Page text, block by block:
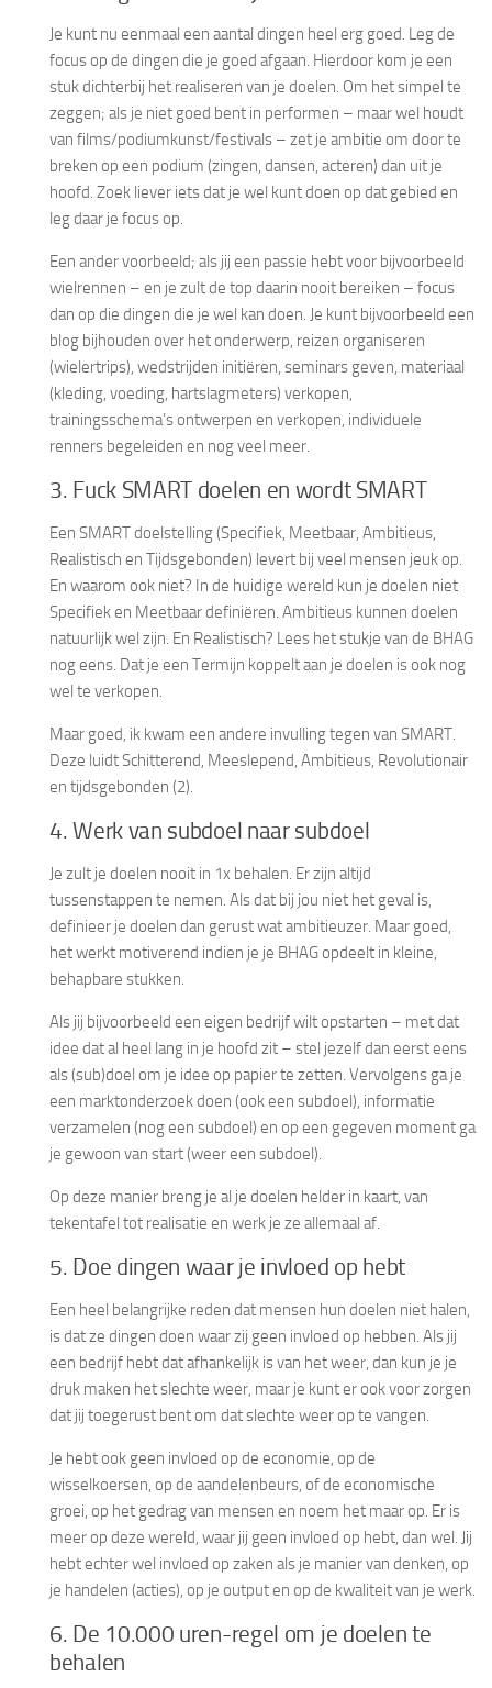
Je kunt nu eenmaal een aantal dingen heel erg goed. Leg de
focus op de dingen die je goed afgaan. Hierdoor kom je een
stuk dichterbij het realiseren van je doelen. Om het simpel te
zeggen; als je niet goed bent in performen – maar wel houdt
van films/podiumkunst/festivals – zet je ambitie om door te
breken op een podium (zingen, dansen, acteren) dan uit je
hoofd. Zoek liever iets dat je wel kunt doen op dat gebied en
leg daar je focus op.
Een ander voorbeeld; als jij een passie hebt voor bijvoorbeeld
wielrennen – en je zult de top daarin nooit bereiken – focus
dan op die dingen die je wel kan doen. Je kunt bijvoorbeeld een
blog bijhouden over het onderwerp, reizen organiseren
(wielertrips), wedstrijden initiëren, seminars geven, materiaal
(kleding, voeding, hartslagmeters) verkopen,
trainingsschema’s ontwerpen en verkopen, individuele
renners begeleiden en nog veel meer.
3. Fuck SMART doelen en wordt SMART
Een SMART doelstelling (Specifiek, Meetbaar, Ambitieus,
Realistisch en Tijdsgebonden) levert bij veel mensen jeuk op.
En waarom ook niet? In de huidige wereld kun je doelen niet
Specifiek en Meetbaar definiëren. Ambitieus kunnen doelen
natuurlijk wel zijn. En Realistisch? Lees het stukje van de BHAG
nog eens. Dat je een Termijn koppelt aan je doelen is ook nog
wel te verkopen.
Maar goed, ik kwam een andere invulling tegen van SMART.
Deze luidt Schitterend, Meeslepend, Ambitieus, Revolutionair
en tijdsgebonden (2).
4. Werk van subdoel naar subdoel
Je zult je doelen nooit in 1x behalen. Er zijn altijd
tussenstappen te nemen. Als dat bij jou niet het geval is,
definieer je doelen dan gerust wat ambitieuzer. Maar goed,
het werkt motiverend indien je je BHAG opdeelt in kleine,
behapbare stukken.
Als jij bijvoorbeeld een eigen bedrijf wilt opstarten – met dat
idee dat al heel lang in je hoofd zit – stel jezelf dan eerst eens
als (sub)doel om je idee op papier te zetten. Vervolgens ga je
een marktonderzoek doen (ook een subdoel), informatie
verzamelen (nog een subdoel) en op een gegeven moment ga
je gewoon van start (weer een subdoel).
Op deze manier breng je al je doelen helder in kaart, van
tekentafel tot realisatie en werk je ze allemaal af.
5. Doe dingen waar je invloed op hebt
Een heel belangrijke reden dat mensen hun doelen niet halen,
is dat ze dingen doen waar zij geen invloed op hebben. Als jij
een bedrijf hebt dat afhankelijk is van het weer, dan kun je je
druk maken het slechte weer, maar je kunt er ook voor zorgen
dat jij toegerust bent om dat slechte weer op te vangen.
Je hebt ook geen invloed op de economie, op de
wisselkoersen, op de aandelenbeurs, of de economische
groei, op het gedrag van mensen en noem het maar op. Er is
meer op deze wereld, waar jij geen invloed op hebt, dan wel. Jij
hebt echter wel invloed op zaken als je manier van denken, op
je handelen (acties), op je output en op de kwaliteit van je werk.
6. De 10.000 uren-regel om je doelen te
behalen